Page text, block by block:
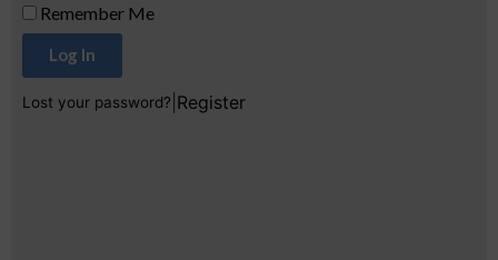
Remember Me
Log In
Lost your password? Register